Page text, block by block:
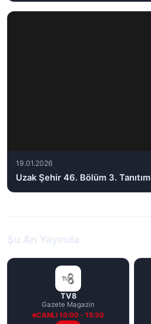
19.01.2026
Uzak Şehir 46. Bölüm 3. Tanıtım
TV8
Gazete Magazin
CANLI 10:00 - 15:30